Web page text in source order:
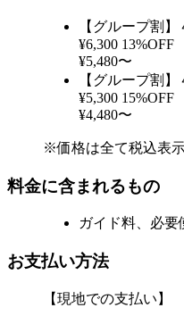
【グループ割
¥6,300 13%OFF
¥5,480〜
【グループ割
¥5,300 15%OFF
¥4,480〜
※価格は全て税込表示
料金に含まれるもの
ガイド料、必
お支払い方法
【現地での支払い】